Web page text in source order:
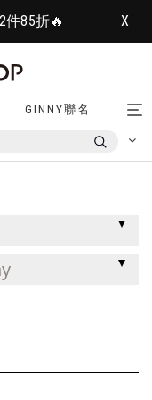
件85折🔥 X
GINNY聯名